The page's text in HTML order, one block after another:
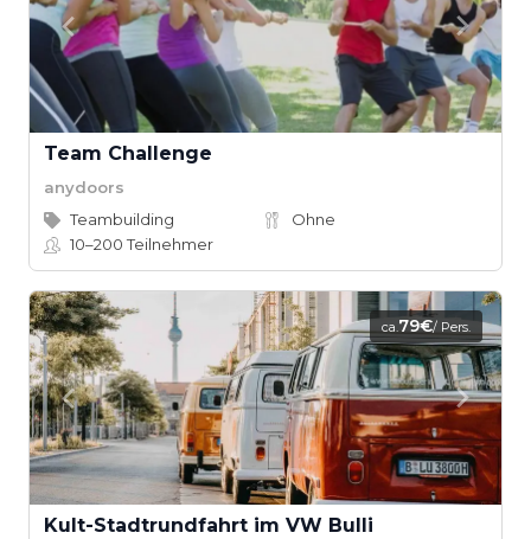
Team Challenge
anydoors
Teambuilding
Ohne
10–200Teilnehmer
ca.79€/ Pers.
Kult-Stadtrundfahrt im VW Bulli